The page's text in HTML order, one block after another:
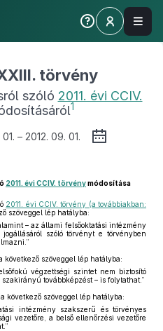
törvény
szóló 2011. évi CCIV.
1
– 2012. 09. 01.
2011. évi CCIV. törvénymódosítása
2011. évi CCIV. törvény (a továbbiakban:
szöveggel lép hatályba:
– az állami felsőoktatási intézmény
szóló törvényt e törvényben
következő szöveggel lép hatályba:
végzettségi szintet nem biztosító
továbbképzést – is folytathat.”
a következő szöveggel lép hatályba:
intézmény szakszerű és törvényes
vezetőre, a belső ellenőrzési vezetőre